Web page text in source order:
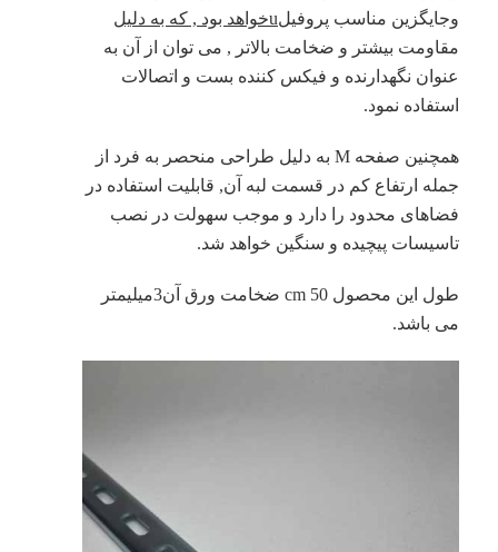
وجایگزین مناسب پروفیلuخواهد بود , که به دلیل
مقاومت بیشتر و ضخامت بالاتر , می توان از آن به
عنوان نگهدارنده و فیکس کننده بست و اتصالات
استفاده نمود.
همچنین صفحه M به دلیل طراحی منحصر به فرد از
جمله ارتفاع کم در قسمت لبه آن, قابلیت استفاده در
فضاهای محدود را دارد و موجب سهولت در نصب
تاسیسات پیچیده و سنگین خواهد شد.
طول این محصول 50 cm ضخامت ورق آن3میلیمتر
می باشد.